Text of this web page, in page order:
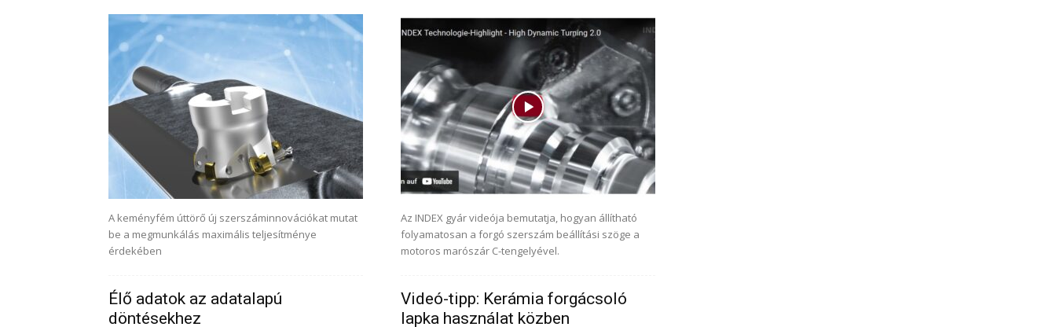
A keményfém úttörő új szerszáminnovációkat mutat
be a megmunkálás maximális teljesítménye
érdekében
Az INDEX gyár videója bemutatja, hogyan állítható
folyamatosan a forgó szerszám beállítási szöge a
motoros marószár C-tengelyével.
Élő adatok az adatalapú
döntésekhez
Videó-tipp: Kerámia forgácsoló
lapka használat közben